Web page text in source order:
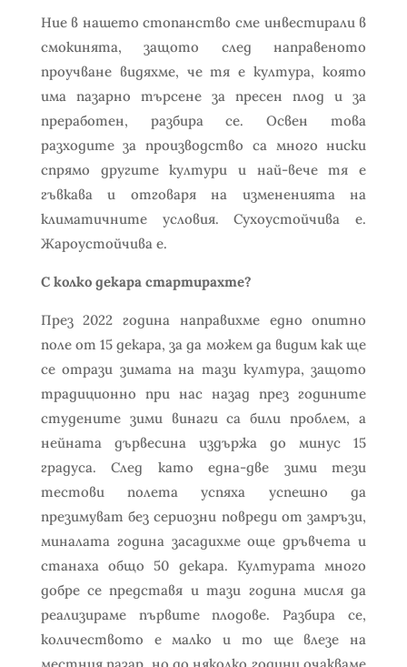
Ние в нашето стопанство сме инвестирали в
смокинята, защото след направеното
проучване видяхме, че тя е култура, която
има пазарно търсене за пресен плод и за
преработен, разбира се. Освен това
разходите за производство са много ниски
спрямо другите култури и най-вече тя е
гъвкава и отговаря на измененията на
климатичните условия. Сухоустойчива е.
Жароустойчива е.
С колко декара стартирахте?
През 2022 година направихме едно опитно
поле от 15 декара, за да можем да видим как ще
се отрази зимата на тази култура, защото
традиционно при нас назад през годините
студените зими винаги са били проблем, а
нейната дървесина издържа до минус 15
градуса. След като една-две зими тези
тестови полета успяха успешно да
презимуват без сериозни повреди от замръзи,
миналата година засадихме още дръвчета и
станаха общо 50 декара. Културата много
добре се представя и тази година мисля да
реализираме първите плодове. Разбира се,
количеството е малко и то ще влезе на